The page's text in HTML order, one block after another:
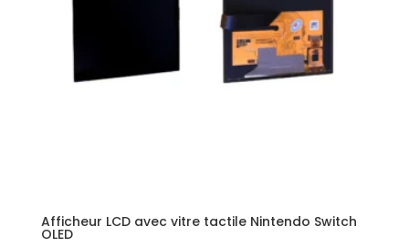
Afficheur LCD avec vitre tactile Nintendo Switch
OLED